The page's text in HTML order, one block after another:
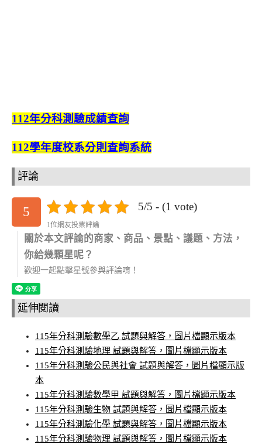
112年分科測驗成績查詢
112學年度校系分則查詢系統
評論
5 5/5 - (1 vote)
1位網友投票評論
關於本文評論的商家、商品、景點、議題、方法，
你給幾顆星呢？
歡迎一起點擊星號參與評論唷！
延伸閱讀
115年分科測驗數學乙 試題與解答，圖片檔顯示版本
115年分科測驗地理 試題與解答，圖片檔顯示版本
115年分科測驗公民與社會 試題與解答，圖片檔顯示版
本
115年分科測驗數學甲 試題與解答，圖片檔顯示版本
115年分科測驗生物 試題與解答，圖片檔顯示版本
115年分科測驗化學 試題與解答，圖片檔顯示版本
115年分科測驗物理 試題與解答，圖片檔顯示版本